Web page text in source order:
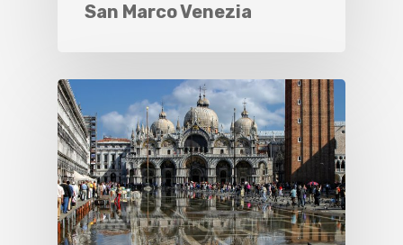
San Marco Venezia